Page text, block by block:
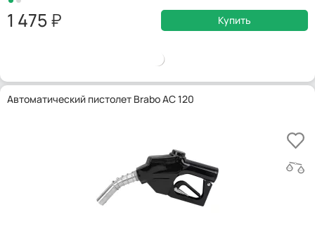
1 475 Купить
Автоматический пистолет Brabo AC 120